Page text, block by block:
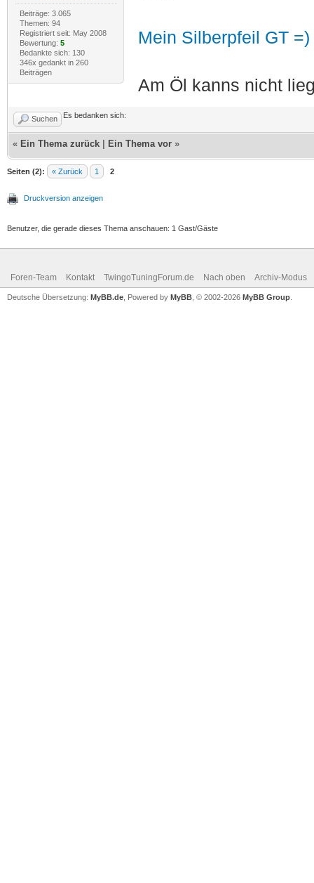
Beiträge: 3.065
Themen: 94
Registriert seit: May 2008
Bewertung: 5
Bedankte sich: 130
346x gedankt in 260
Beiträgen
Mein Silberpfeil GT =)
Am Öl kanns nicht
Suchen Es bedanken sich:
« Ein Thema zurück Ein Thema vor »
Seiten (2): « Zurück 1 2
Druckversion anzeigen
Benutzer, die gerade dieses Thema anschauen: 1 Gast/Gäste
Foren-Team Kontakt TwingoTuningForum.de Nach oben Archiv-Modus
Deutsche Übersetzung: MyBB.de , Powered by MyBB , © 2002-2026 MyBB Group